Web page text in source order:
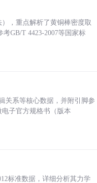
，重点解析了黄铜棒密度取
GB/T 4423-2007等国家标
关系等核心数据，并附引脚参
子官方规格书（版本
标准数据，详细分析其力学